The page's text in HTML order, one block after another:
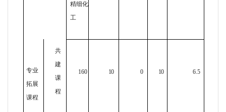
精细化
工
专业
拓展
课程
共
建
课
程
160 10 0 10 6.5